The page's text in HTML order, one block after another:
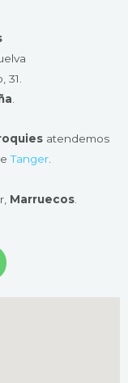
atendemos
Tanger
Marruecos